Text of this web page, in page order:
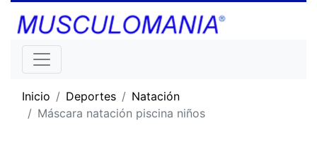
Inicio Deportes
Natación
Máscara natación piscina niños